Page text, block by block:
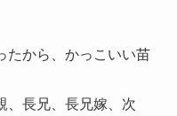
たから、かっこいい苗
、長兄、長兄嫁、次